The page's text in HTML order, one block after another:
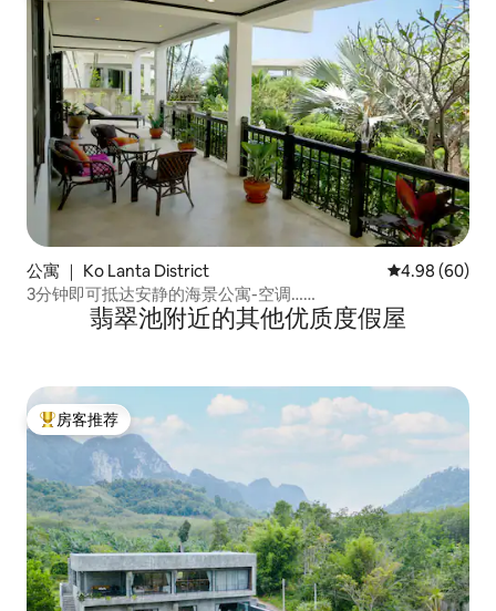
公寓 ｜ Ko Lanta District 平均评分 4.98
4.98 (60)
3分钟即可抵达安静的海景公寓-空调……
翡翠池附近的其他优质度假屋
热门「房客推荐」
房客推荐